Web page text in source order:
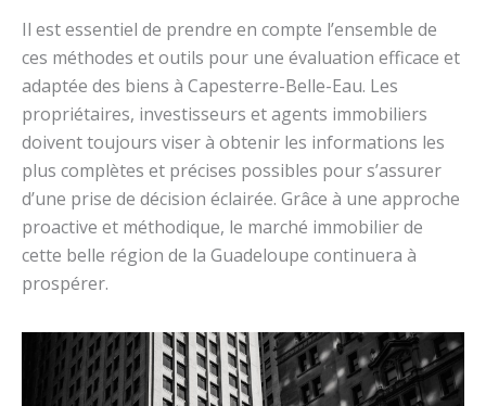
Il est essentiel de prendre en compte l’ensemble de
ces méthodes et outils pour une évaluation efficace et
adaptée des biens à Capesterre-Belle-Eau. Les
propriétaires, investisseurs et agents immobiliers
doivent toujours viser à obtenir les informations les
plus complètes et précises possibles pour s’assurer
d’une prise de décision éclairée. Grâce à une approche
proactive et méthodique, le marché immobilier de
cette belle région de la Guadeloupe continuera à
prospérer.